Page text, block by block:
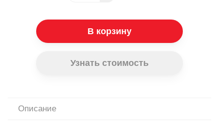
В корзину
Узнать стоимость
Описание